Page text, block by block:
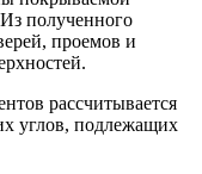
полученного
проемов и
рассчитывается
углов, подлежащих